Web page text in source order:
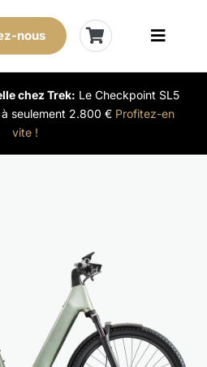
Toggle
nous
chez Trek: Le Checkpoint SL5
seulement 2.800 € Profitez-en
vite !